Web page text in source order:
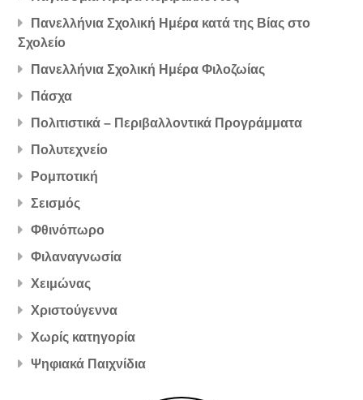
Πανελλήνια Σχολική Ημέρα κατά της Βίας στο
Σχολείο
Πανελλήνια Σχολική Ημέρα Φιλοζωίας
Πάσχα
Πολιτιστικά – Περιβαλλοντικά Προγράμματα
Πολυτεχνείο
Ρομποτική
Σεισμός
Φθινόπωρο
Φιλαναγνωσία
Χειμώνας
Χριστούγεννα
Χωρίς κατηγορία
Ψηφιακά Παιχνίδια